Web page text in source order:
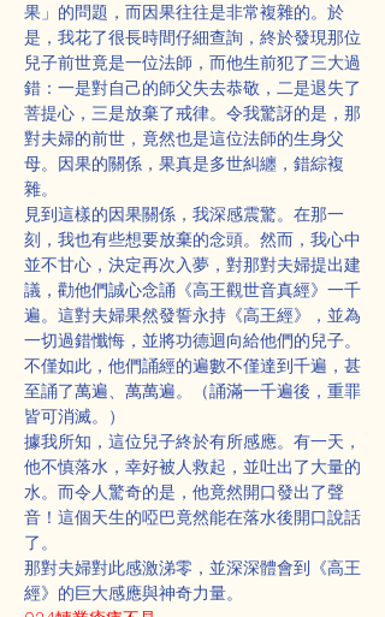
果」的問題，而因果往往是非常複雜的。於
是，我花了很長時間仔細查詢，終於發現那位
兒子前世竟是一位法師，而他生前犯了三大過
錯：一是對自己的師父失去恭敬，二是退失了
菩提心，三是放棄了戒律。令我驚訝的是，那
對夫婦的前世，竟然也是這位法師的生身父
母。因果的關係，果真是多世糾纏，錯綜複
雜。
見到這樣的因果關係，我深感震驚。在那一
刻，我也有些想要放棄的念頭。然而，我心中
並不甘心，決定再次入夢，對那對夫婦提出建
議，勸他們誠心念誦《高王觀世音真經》一千
遍。這對夫婦果然發誓永持《高王經》，並為
一切過錯懺悔，並將功德迴向給他們的兒子。
不僅如此，他們誦經的遍數不僅達到千遍，甚
至誦了萬遍、萬萬遍。（誦滿一千遍後，重罪
皆可消滅。）
據我所知，這位兒子終於有所感應。有一天，
他不慎落水，幸好被人救起，並吐出了大量的
水。而令人驚奇的是，他竟然開口發出了聲
音！這個天生的啞巴竟然能在落水後開口說話
了。
那對夫婦對此感激涕零，並深深體會到《高王
經》的巨大感應與神奇力量。